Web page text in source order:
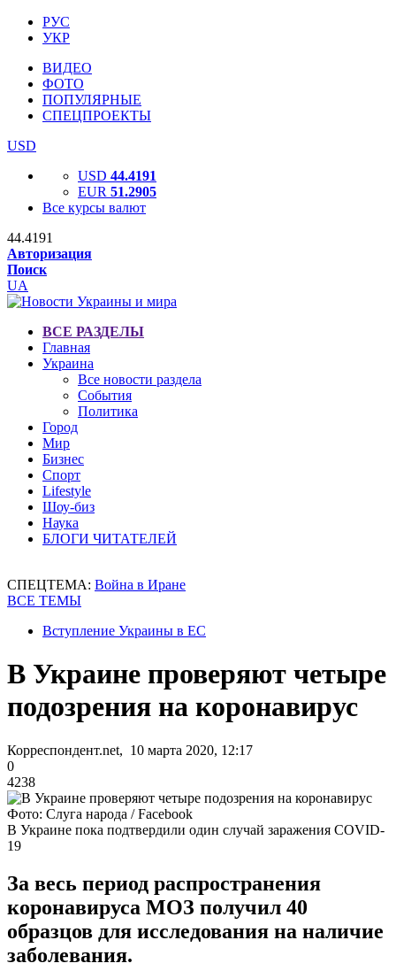
РУС
УКР
ВИДЕО
ФОТО
ПОПУЛЯРНЫЕ
СПЕЦПРОЕКТЫ
USD
USD 44.4191
EUR 51.2905
Все курсы валют
44.4191
Авторизация
Поиск
UA
ВСЕ РАЗДЕЛЫ
Главная
Украина
Все новости раздела
События
Политика
Город
Мир
Бизнес
Спорт
Lifestyle
Шоу-биз
Наука
БЛОГИ ЧИТАТЕЛЕЙ
СПЕЦТЕМА: Война в Иране
ВСЕ ТЕМЫ
Вступление Украины в ЕС
В Украине проверяют четыре
подозрения на коронавирус
Корреспондент.net, 10 марта 2020, 12:17
0
4238
Фото: Слуга народа / Facebook
В Украине пока подтвердили один случай заражения COVID-
19
За весь период распространения
коронавируса МОЗ получил 40
образцов для исследования на наличие
заболевания.